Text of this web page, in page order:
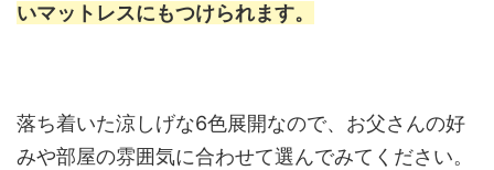
いマットレスにもつけられます。
落ち着いた涼しげな6色展開なので、お父さんの好
みや部屋の雰囲気に合わせて選んでみてください。